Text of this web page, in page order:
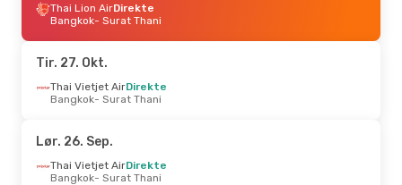
Thai Vietjet AirDirekte
Bangkok- Surat Thani
Surat Thani- Bangkok
Lør. 29. Aug.- Man. 31. Aug.
Thai Vietjet Air
Surat Thani- Chiang Mai
Thai Lion AirDirekte
Bangkok- Surat Thani
Tir. 27. Okt.
Thai Vietjet AirDirekte
Bangkok- Surat Thani
Lør. 26. Sep.
Thai Vietjet AirDirekte
Bangkok- Surat Thani